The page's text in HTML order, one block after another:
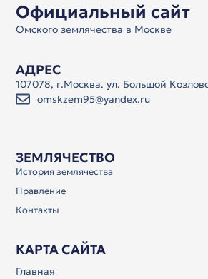
Официальный сайт
Омского землячества в Москве
ЗЕМЛЯЧЕСТВО
История землячества
Правление
Контакты
КАРТА САЙТА
Главная
АДРЕС
107078, г.Москва. ул. Большой
omskzem95@yandex.ru